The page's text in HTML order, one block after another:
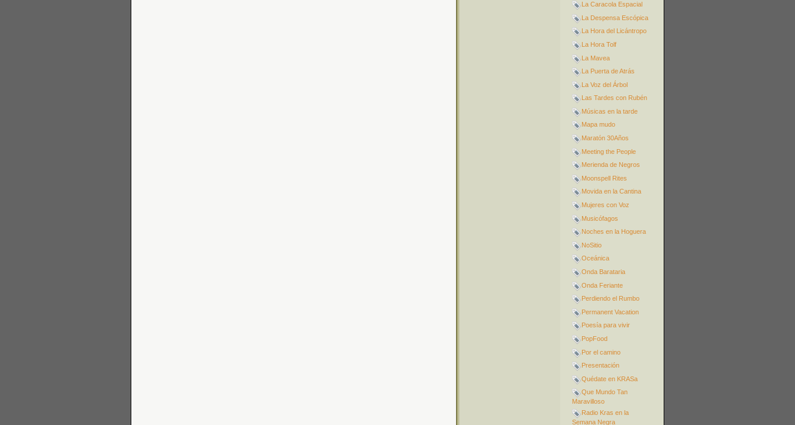
La Caracola Espacial
La Despensa Escópica
La Hora del Licántropo
La Hora Tolf
La Mavea
La Puerta de Atrás
La Voz del Árbol
Las Tardes con Rubén
Músicas en la tarde
Mapa mudo
Maratón 30Años
Meeting the People
Merienda de Negros
Moonspell Rites
Movida en la Cantina
Mujeres con Voz
Musicófagos
Noches en la Hoguera
NoSitio
Oceánica
Onda Barataria
Onda Feriante
Perdiendo el Rumbo
Permanent Vacation
Poesía para vivir
PopFood
Por el camino
Presentación
Quédate en KRASa
Que Mundo Tan
Maravilloso
Radio Kras en la
Semana Negra